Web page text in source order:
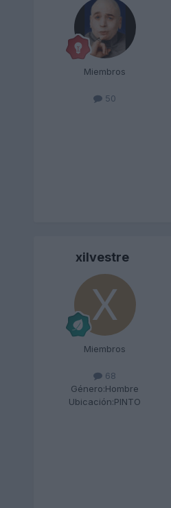
Miembros
50
xilvestre
Miembros
68
Género:Hombre
Ubicación:PINTO